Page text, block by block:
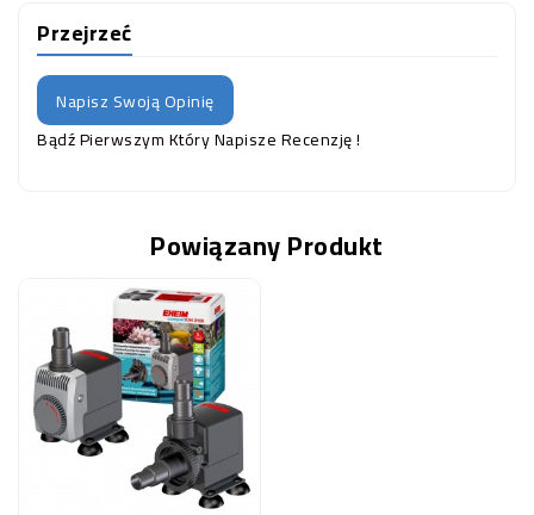
Przejrzeć
Napisz Swoją Opinię
Bądź Pierwszym Który Napisze Recenzję !
Powiązany Produkt